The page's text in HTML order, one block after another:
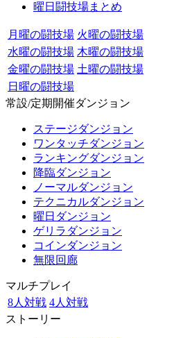
曜日闘技場まとめ
月曜の闘技場 火曜の闘技場
水曜の闘技場 木曜の闘技場
金曜の闘技場 土曜の闘技場
日曜の闘技場
常設/定期開催ダンジョン
ステージダンジョン
ワンタッチダンジョン
ランキングダンジョン
降臨ダンジョン
ノーマルダンジョン
テクニカルダンジョン
曜日ダンジョン
ゲリラダンジョン
コインダンジョン
無限回廊
マルチプレイ
8人対戦 4人対戦
ストーリー